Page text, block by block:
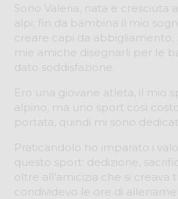
Sono Valeria, nata e cresciuta
alpi; fin da bambina il mio
creare capi da abbigliamento,
mie amiche disegnarli per le
dato soddisfazione.
Ero una giovane atleta, il mio
alpino, ma uno sport così
portata, quindi mi sono
Praticandolo ho imparato i
questo sport: dedizione,
oltre all’amicizia che si creava
condividevo le ore di